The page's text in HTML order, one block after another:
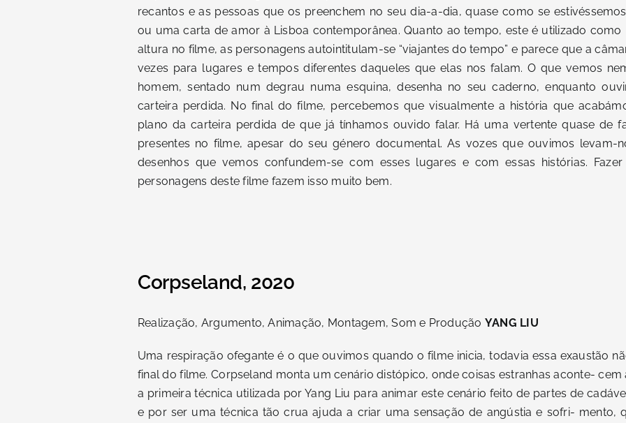
recantos e as pessoas que os preenchem no seu dia-a-dia, quase como se
ou uma carta de amor à Lisboa contemporânea. Quanto ao tempo, este é utilizado
altura no filme, as personagens autointitulam-se “viajantes do tempo” e parece que a
vezes para lugares e tempos diferentes daqueles que elas nos falam. O que vemos
homem, sentado num degrau numa esquina, desenha no seu caderno, enquanto
carteira perdida. No final do filme, percebemos que visualmente a história que
plano da carteira perdida de que já tínhamos ouvido falar. Há uma vertente quase de
presentes no filme, apesar do seu género documental. As vozes que ouvimos levam-
desenhos que vemos confundem-se com esses lugares e com essas histórias.
personagens deste filme fazem isso muito bem.
Corpseland, 2020
Realização, Argumento, Animação, Montagem, Som e Produção YANG LIU
Uma respiração ofegante é o que ouvimos quando o filme inicia, todavia essa exaustão
final do filme. Corpseland monta um cenário distópico, onde coisas estranhas aconte-
a primeira técnica utilizada por Yang Liu para animar este cenário feito de partes de
e por ser uma técnica tão crua ajuda a criar uma sensação de angústia e sofri- mento,